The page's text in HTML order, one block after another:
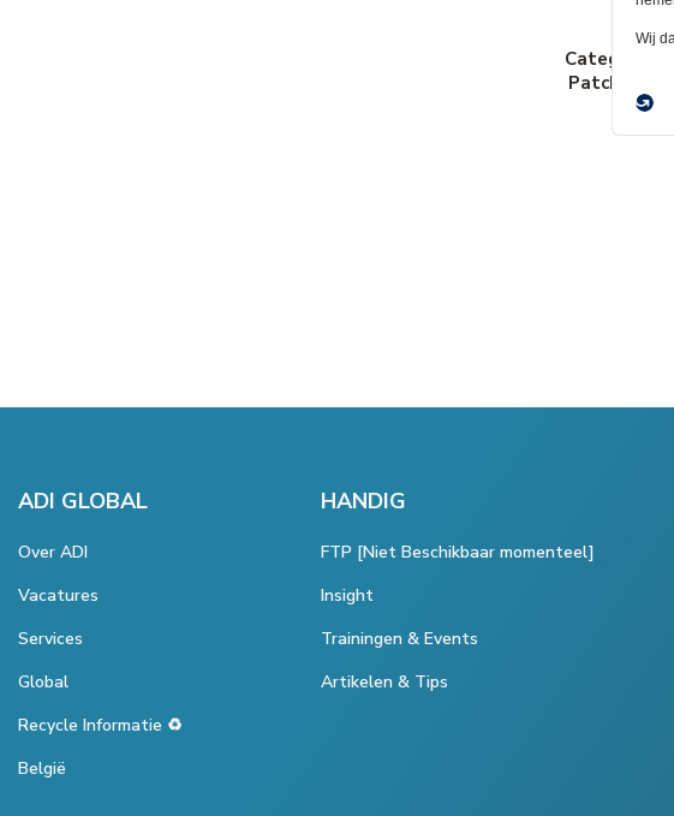
Categorie 5e
Patchkabels
ADI GLOBAL
Over ADI
Vacatures
Services
Global
Recycle Informatie ♻️
België
HANDIG
FTP [Niet Beschikbaar momenteel]
Insight
Trainingen & Events
Artikelen & Tips